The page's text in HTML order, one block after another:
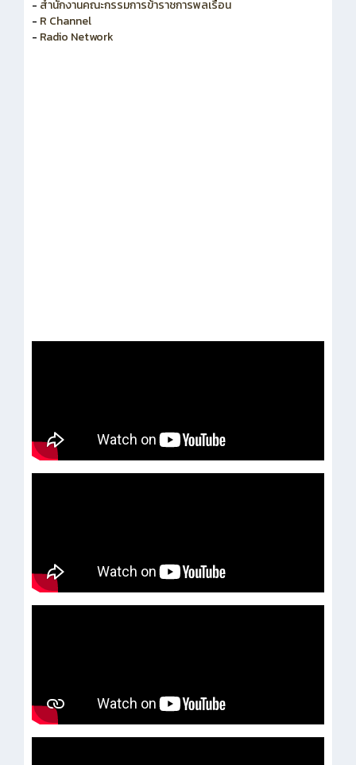
- สำนักงานคณะกรรมการพัฒนาระบบราชการ
- สำนักงานคณะกรรมการข้าราชการพลเรือน
- R Channel